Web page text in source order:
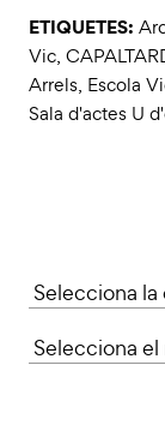
ETIQUETES:
Vic,
Arrels, Escola
Sala d'actes U
Categories